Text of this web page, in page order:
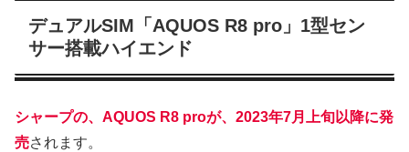
デュアルSIM「AQUOS R8 pro」1型セン
サー搭載ハイエンド
シャープの、AQUOS R8 proが、2023年7月上旬以降に発
売されます。